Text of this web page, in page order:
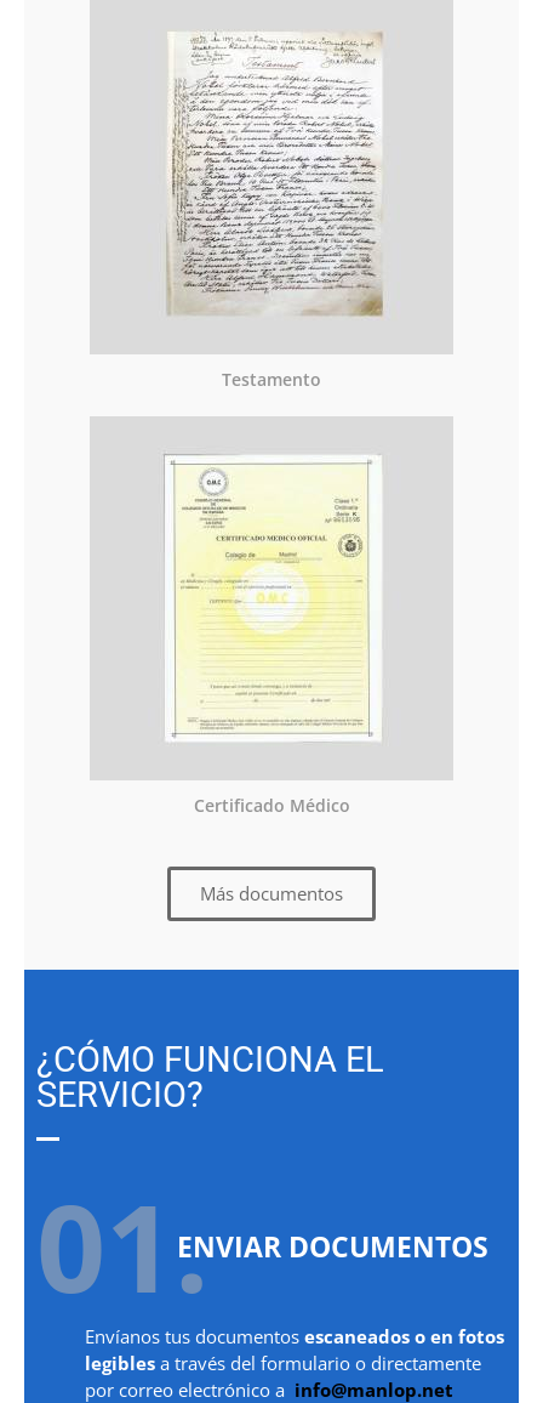
Testamento
Certificado Médico
Más documentos
¿CÓMO FUNCIONA EL
SERVICIO?
01.ENVIAR DOCUMENTOS
Envíanos tus documentos escaneados o en fotos
legibles a través del formulario o directamente
por correo electrónico a info@manlop.net